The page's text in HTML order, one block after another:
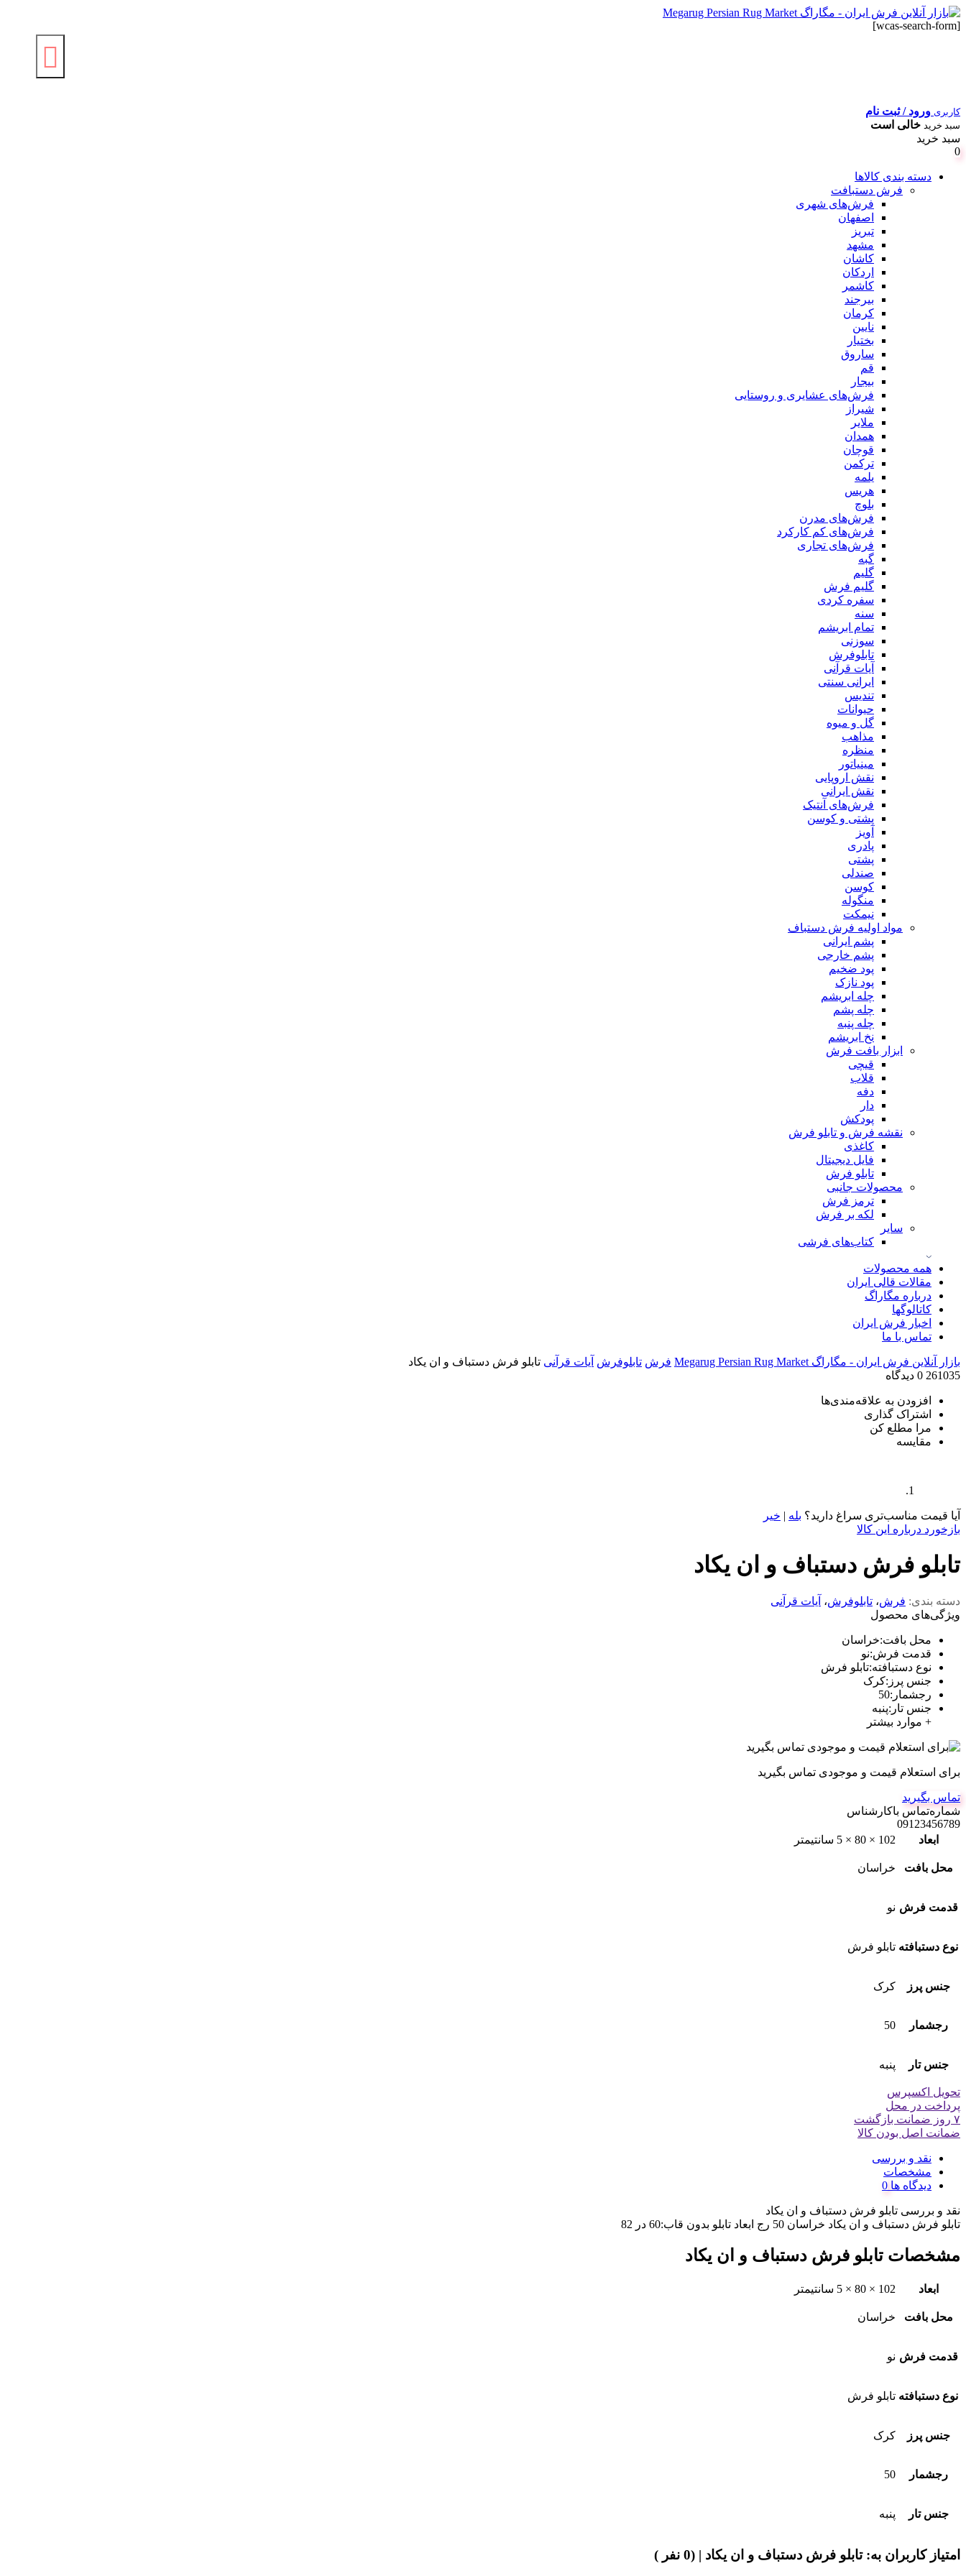
[wcas-search-form]
کاربری ورود / ثبت نام
سبد خرید خالی است
سبد خرید
0
دسته بندی کالاها
فرش دستبافت
فرش‌های شهری
اصفهان
تبریز
مشهد
کاشان
اردکان
کاشمر
بیرجند
کرمان
نایین
بختیار
ساروق
قم
بیجار
فرش‌های عشایری و روستایی
شیراز
ملایر
همدان
قوچان
ترکمن
یلمه
هریس
بلوچ
فرش‌های مدرن
فرش‌های کم کارکرد
فرش‌های تجاری
گبه
گلیم
گلیم فرش
سفره کردی
سنه
تمام ابریشم
سوزنی
تابلوفرش
آیات قرآنی
ایرانی سنتی
تندیس
حیوانات
گل و میوه
مذاهب
منظره
مینیاتور
نقش اروپایی
نقش ایرانی
فرش‌های آنتیک
پشتی و کوسن
آویز
پادری
پشتی
صندلی
کوسن
منگوله
نیمکت
مواد اولیه فرش دستباف
پشم ایرانی
پشم خارجی
پود ضخیم
پود نازک
چله ابریشم
چله پشم
چله پنبه
نخ ابریشم
ابزار بافت فرش
قیچی
قلاب
دفه
دار
پودکش
نقشه فرش و تابلو فرش
کاغذی
فایل دیجیتال
تابلو فرش
محصولات جانبی
ترمز فرش
لکه بر فرش
سایر
کتاب‌های فرشی
همه محصولات
مقالات قالی ایران
درباره مگاراگ
کاتالوگها
اخبار فرش ایران
تماس با ما
بازار آنلاین فرش ایران - مگاراگ Megarug Persian Rug Market فرش تابلوفرش آیات قرآنی تابلو فرش دستباف و ان یکاد
261035 0 دیدگاه
افزودن به علاقه‌مندی‌ها
اشتراک گذاری
مرا مطلع کن
مقایسه
آیا قیمت مناسب‌تری سراغ دارید؟ بله | خیر
بازخورد درباره این کالا
تابلو فرش دستباف و ان یکاد
دسته بندی: فرش، تابلوفرش، آیات قرآنی
ویژگی‌های محصول
محل بافت:خراسان
قدمت فرش:نو
نوع دستبافته:تابلو فرش
جنس پرز :کرک
رجشمار :
50
جنس تار :پنبه
+ موارد بیشتر
برای استعلام قیمت و موجودی تماس بگیرید
تماس بگیرید
شماره‌تماس‌ با‌کارشناس
09123456789
ابعاد
102 × 80 × 5 سانتیمتر
محل بافت خراسان
قدمت فرش نو
نوع دستبافته تابلو فرش
جنس پرز کرک
رجشمار 50
جنس تار پنبه
تحویل اکسپرس
پرداخت در محل
۷ روز ضمانت بازگشت
ضمانت اصل بودن کالا
نقد و بررسی
مشخصات
دیدگاه ها
نقد و بررسی تابلو فرش دستباف و ان یکاد
تابلو فرش دستباف و ان یکاد خراسان 50 رج ابعاد تابلو بدون قاب:60 در 82
مشخصات تابلو فرش دستباف و ان یکاد
ابعاد 102 × 80 × 5 سانتیمتر
محل بافت خراسان
قدمت فرش نو
نوع دستبافته تابلو فرش
جنس پرز کرک
رجشمار 50
جنس تار پنبه
امتیاز کاربران به: تابلو فرش دستباف و ان یکاد | (0 نفر )